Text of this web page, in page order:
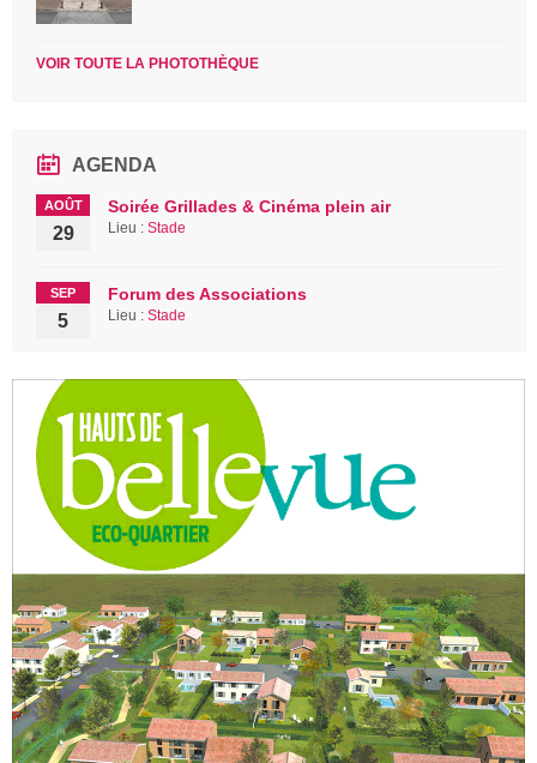
VOIR TOUTE LA PHOTOTHÈQUE
AGENDA
AOÛT
29
Soirée Grillades & Cinéma plein air
Lieu : Stade
SEP
5
Forum des Associations
Lieu : Stade